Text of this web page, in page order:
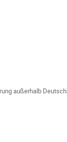
außerhalb